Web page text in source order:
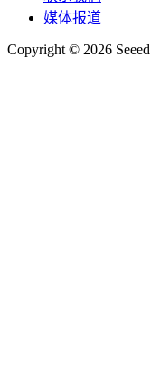
媒体报道
Copyright © 2026